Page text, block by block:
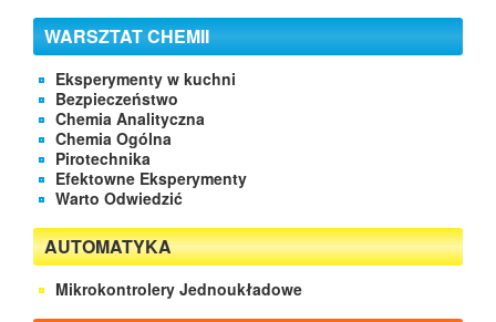
WARSZTAT CHEMII
Eksperymenty w kuchni
Bezpieczeństwo
Chemia Analityczna
Chemia Ogólna
Pirotechnika
Efektowne Eksperymenty
Warto Odwiedzić
AUTOMATYKA
Mikrokontrolery Jednoukładowe